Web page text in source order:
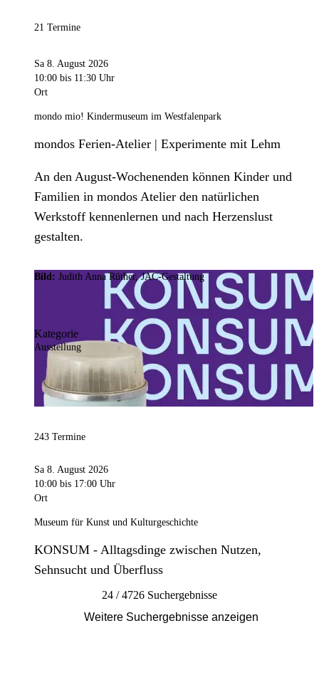
21 Termine
Sa 8. August 2026
10:00 bis 11:30 Uhr
Ort
mondo mio! Kindermuseum im Westfalenpark
mondos Ferien-Atelier | Experimente mit Lehm
An den August-Wochenenden können Kinder und
Familien in mondos Atelier den natürlichen
Werkstoff kennenlernen und nach Herzenslust
gestalten.
Bild: Judith Anna Rüther, JAC-Gestaltung
Kategorie
Ausstellung
243 Termine
Sa 8. August 2026
10:00 bis 17:00 Uhr
Ort
Museum für Kunst und Kulturgeschichte
KONSUM - Alltagsdinge zwischen Nutzen,
Sehnsucht und Überfluss
24 / 4726 Suchergebnisse
Weitere Suchergebnisse anzeigen